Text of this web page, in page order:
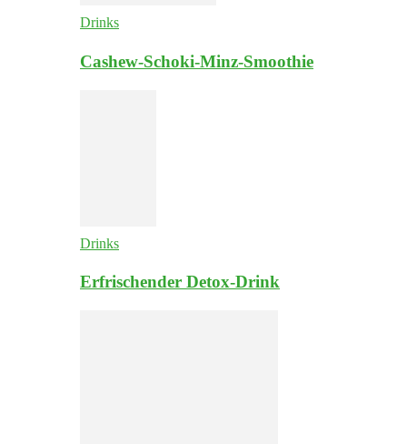
Drinks
Cashew-Schoki-Minz-Smoothie
Drinks
Erfrischender Detox-Drink